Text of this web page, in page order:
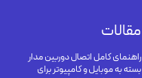
مقالات
راهنمای کامل اتصال دوربین مدار
بسته به موبایل و کامپیوتر برای